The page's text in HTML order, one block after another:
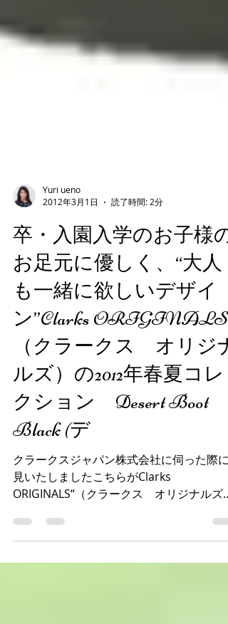
Yuri ueno
2012年3月1日
読了時間: 2分
卒・入園入学のお子様の
お足元に優しく、“大人
も一緒に欲しいデザイ
ン”Clarks ORIGINALS
（クラークス オリジナ
ルズ）の2012年春夏コレ
クション Desert Boot
Black (デ
クラークスジャパン株式会社に伺った際に
見いたしましたこちらがClarks
ORIGINALS“（クラークス オリジナルズ）